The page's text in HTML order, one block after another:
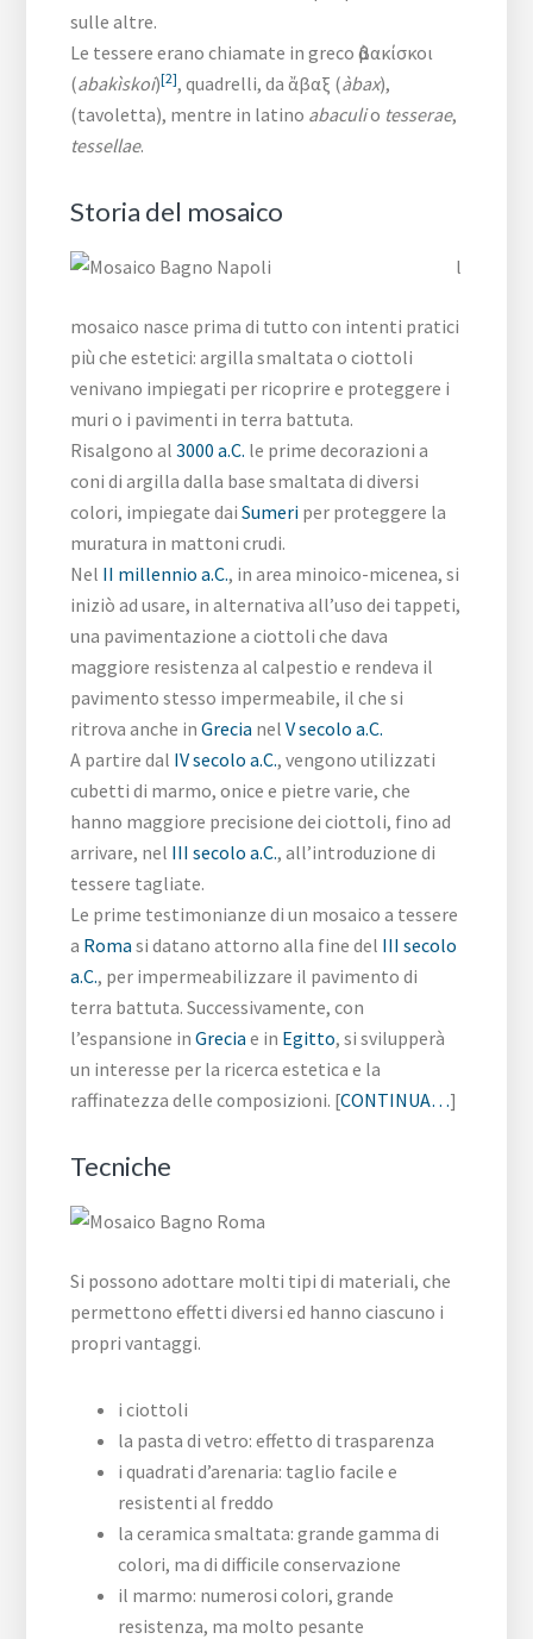
sulle altre.
Le tessere erano chiamate in greco ἀβακίσκοι
(abakìskoi)[2], quadrelli, da ἄβαξ (àbax),
(tavoletta), mentre in latino abaculio tesserae,
tessellae.
Storia del mosaico
l
mosaico nasce prima di tutto con intenti pratici
più che estetici: argilla smaltata o ciottoli
venivano impiegati per ricoprire e proteggere i
muri o i pavimenti in terra battuta.
Risalgono al3000 a.C. le prime decorazioni a
coni di argilla dalla base smaltata di diversi
colori, impiegate daiSumeri per proteggere la
muratura in mattoni crudi.
Nel II millennio a.C., in area minoico-micenea, si
iniziò ad usare, in alternativa all’uso dei tappeti,
una pavimentazione a ciottoli che dava
maggiore resistenza al calpestio e rendeva il
pavimento stesso impermeabile, il che si
ritrova anche inGrecia nelV secolo a.C.
A partire dal IV secolo a.C., vengono utilizzati
cubetti di marmo, onice e pietre varie, che
hanno maggiore precisione dei ciottoli, fino ad
arrivare, nel III secolo a.C., all’introduzione di
tessere tagliate.
Le prime testimonianze di un mosaico a tessere
a Roma si datano attorno alla fine del III secolo
a.C., per impermeabilizzare il pavimento di
terra battuta. Successivamente, con
l’espansione inGrecia e in Egitto, si svilupperà
un interesse per la ricerca estetica e la
raffinatezza delle composizioni. [CONTINUA…]
Tecniche
Si possono adottare molti tipi di materiali, che
permettono effetti diversi ed hanno ciascuno i
propri vantaggi.
i ciottoli
la pasta di vetro: effetto di trasparenza
i quadrati d’arenaria: taglio facile e
resistenti al freddo
la ceramica smaltata: grande gamma di
colori, ma di difficile conservazione
il marmo: numerosi colori, grande
resistenza, ma molto pesante